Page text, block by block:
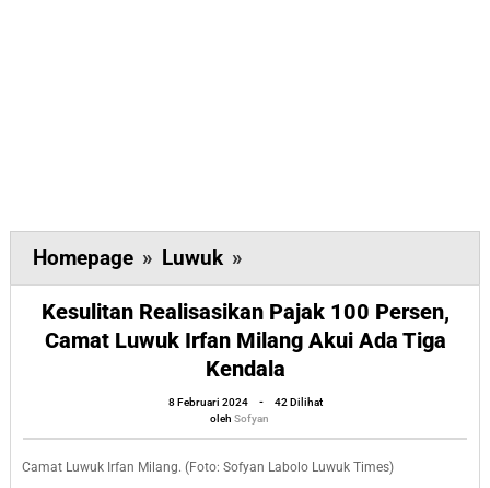
Homepage » Luwuk »
Realisasikan
Pajak
100
Persen,
Camat
Luwuk
Irfan
Kesulitan Realisasikan Pajak 100 Persen,
Camat Luwuk Irfan Milang Akui Ada Tiga
Kendala
8 Februari 2024
oleh
Sofyan
-
42 Dilihat
oleh Sofyan
Camat Luwuk Irfan Milang. (Foto: Sofyan Labolo Luwuk Times)